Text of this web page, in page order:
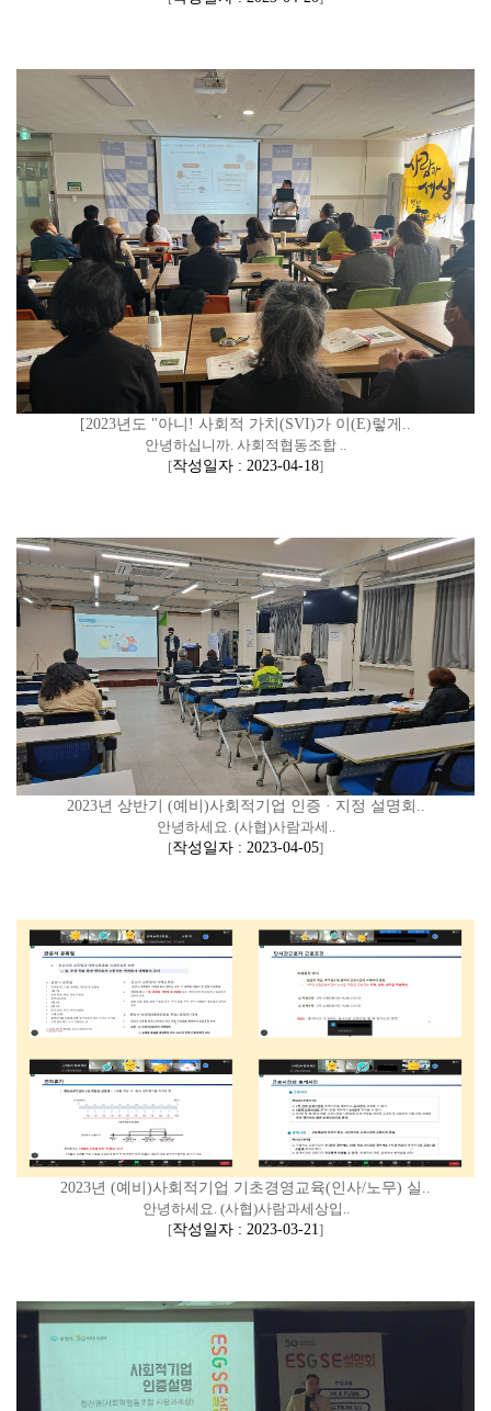
[2023년도 "아니! 사회적 가치(SVI)가 이(E)렇게..
안녕하십니까. 사회적협동조합 ..
[작성일자 : 2023-04-18]
2023년 상반기 (예비)사회적기업 인증 · 지정 설명회..
안녕하세요. (사협)사람과세..
[작성일자 : 2023-04-05]
2023년 (예비)사회적기업 기초경영교육(인사/노무) 실..
안녕하세요. (사협)사람과세상입..
[작성일자 : 2023-03-21]